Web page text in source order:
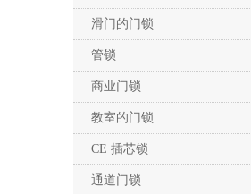
滑门的门锁
管锁
商业门锁
教室的门锁
CE 插芯锁
通道门锁